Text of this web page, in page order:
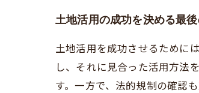
土地活用の成功を決める最
土地活用を成功させるために
し、それに見合った活用方法
す。一方で、法的規制の確認